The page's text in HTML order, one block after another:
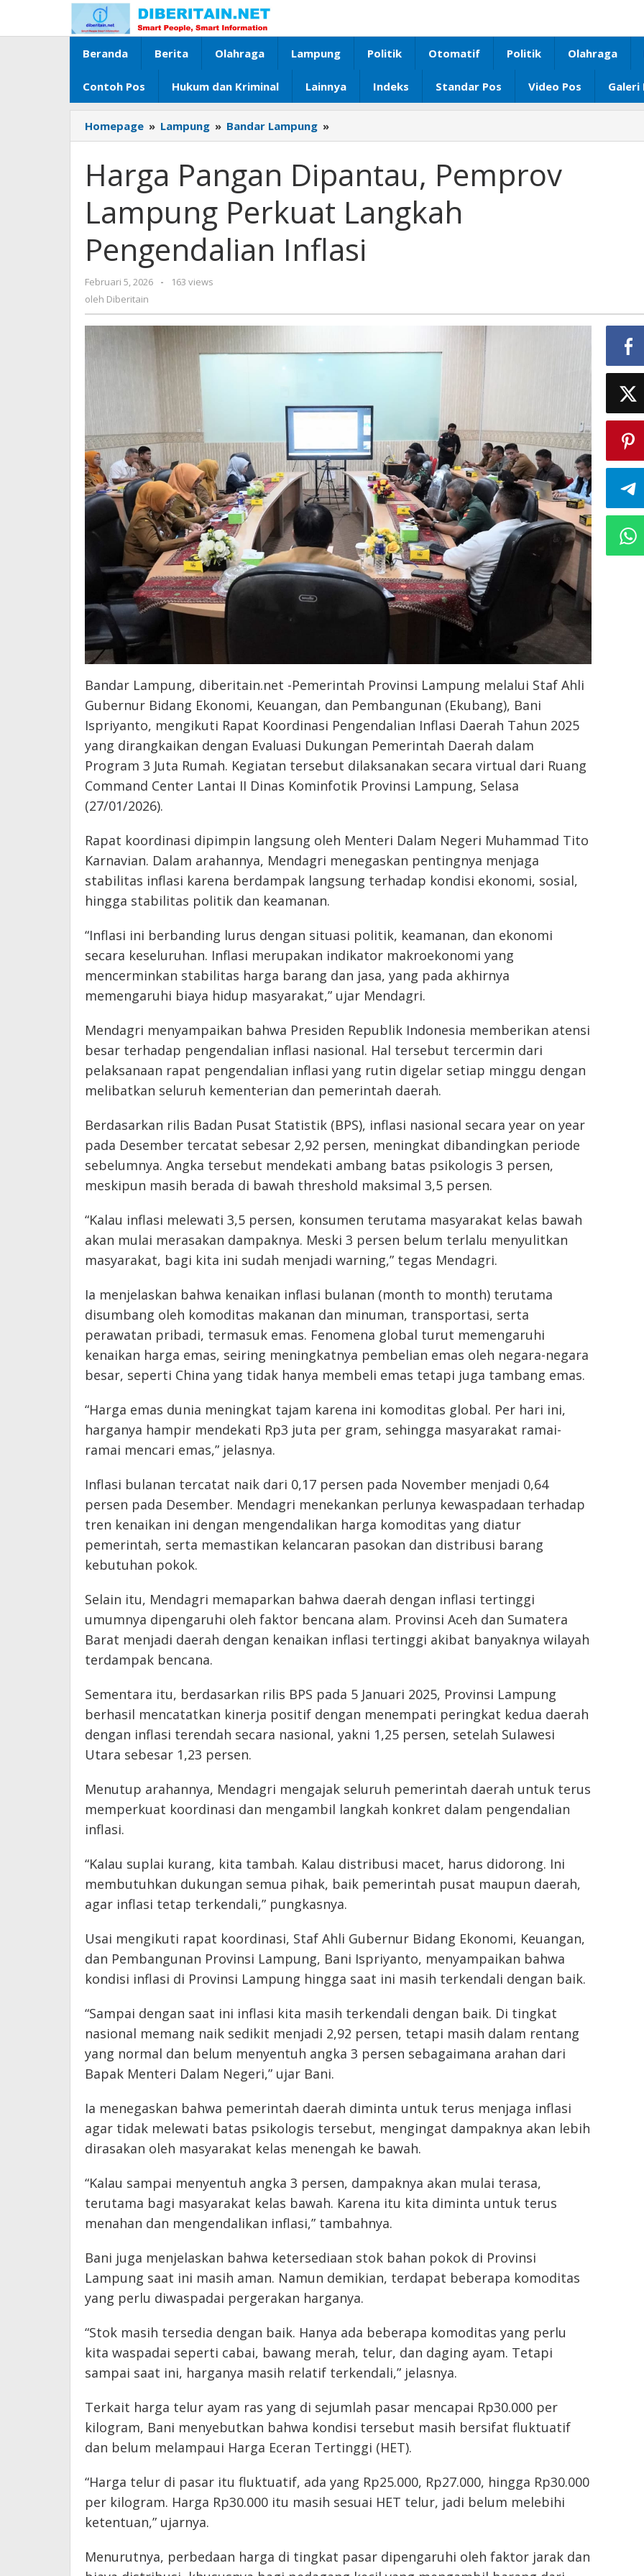
konten
Beranda Berita Olahraga Lampung Politik Otomatif Politik Olahraga
Contoh Pos Hukum dan Kriminal Lainnya Indeks Standar Pos Video Pos Galeri
Homepage » Lampung » Bandar Lampung »
Pangan
Pemprov
Lampung
Perkuat
Langkah
Pengendalian
Inflasi
Harga Pangan Dipantau, Pemprov
Lampung Perkuat Langkah
Pengendalian Inflasi
Februari 5, 2026
oleh
-
163 views
oleh Diberitain
Bandar Lampung, diberitain.net -Pemerintah Provinsi Lampung melalui Staf Ahli
Gubernur Bidang Ekonomi, Keuangan, dan Pembangunan (Ekubang), Bani
Ispriyanto, mengikuti Rapat Koordinasi Pengendalian Inflasi Daerah Tahun 2025
yang dirangkaikan dengan Evaluasi Dukungan Pemerintah Daerah dalam
Program 3 Juta Rumah. Kegiatan tersebut dilaksanakan secara virtual dari Ruang
Command Center Lantai II Dinas Kominfotik Provinsi Lampung, Selasa
(27/01/2026).
Rapat koordinasi dipimpin langsung oleh Menteri Dalam Negeri Muhammad Tito
Karnavian. Dalam arahannya, Mendagri menegaskan pentingnya menjaga
stabilitas inflasi karena berdampak langsung terhadap kondisi ekonomi, sosial,
hingga stabilitas politik dan keamanan.
“Inflasi ini berbanding lurus dengan situasi politik, keamanan, dan ekonomi
secara keseluruhan. Inflasi merupakan indikator makroekonomi yang
mencerminkan stabilitas harga barang dan jasa, yang pada akhirnya
memengaruhi biaya hidup masyarakat,” ujar Mendagri.
Mendagri menyampaikan bahwa Presiden Republik Indonesia memberikan atensi
besar terhadap pengendalian inflasi nasional. Hal tersebut tercermin dari
pelaksanaan rapat pengendalian inflasi yang rutin digelar setiap minggu dengan
melibatkan seluruh kementerian dan pemerintah daerah.
Berdasarkan rilis Badan Pusat Statistik (BPS), inflasi nasional secara year on year
pada Desember tercatat sebesar 2,92 persen, meningkat dibandingkan periode
sebelumnya. Angka tersebut mendekati ambang batas psikologis 3 persen,
meskipun masih berada di bawah threshold maksimal 3,5 persen.
“Kalau inflasi melewati 3,5 persen, konsumen terutama masyarakat kelas bawah
akan mulai merasakan dampaknya. Meski 3 persen belum terlalu menyulitkan
masyarakat, bagi kita ini sudah menjadi warning,” tegas Mendagri.
Ia menjelaskan bahwa kenaikan inflasi bulanan (month to month) terutama
disumbang oleh komoditas makanan dan minuman, transportasi, serta
perawatan pribadi, termasuk emas. Fenomena global turut memengaruhi
kenaikan harga emas, seiring meningkatnya pembelian emas oleh negara-negara
besar, seperti China yang tidak hanya membeli emas tetapi juga tambang emas.
“Harga emas dunia meningkat tajam karena ini komoditas global. Per hari ini,
harganya hampir mendekati Rp3 juta per gram, sehingga masyarakat ramai-
ramai mencari emas,” jelasnya.
Inflasi bulanan tercatat naik dari 0,17 persen pada November menjadi 0,64
persen pada Desember. Mendagri menekankan perlunya kewaspadaan terhadap
tren kenaikan ini dengan mengendalikan harga komoditas yang diatur
pemerintah, serta memastikan kelancaran pasokan dan distribusi barang
kebutuhan pokok.
Selain itu, Mendagri memaparkan bahwa daerah dengan inflasi tertinggi
umumnya dipengaruhi oleh faktor bencana alam. Provinsi Aceh dan Sumatera
Barat menjadi daerah dengan kenaikan inflasi tertinggi akibat banyaknya wilayah
terdampak bencana.
Sementara itu, berdasarkan rilis BPS pada 5 Januari 2025, Provinsi Lampung
berhasil mencatatkan kinerja positif dengan menempati peringkat kedua daerah
dengan inflasi terendah secara nasional, yakni 1,25 persen, setelah Sulawesi
Utara sebesar 1,23 persen.
Menutup arahannya, Mendagri mengajak seluruh pemerintah daerah untuk terus
memperkuat koordinasi dan mengambil langkah konkret dalam pengendalian
inflasi.
“Kalau suplai kurang, kita tambah. Kalau distribusi macet, harus didorong. Ini
membutuhkan dukungan semua pihak, baik pemerintah pusat maupun daerah,
agar inflasi tetap terkendali,” pungkasnya.
Usai mengikuti rapat koordinasi, Staf Ahli Gubernur Bidang Ekonomi, Keuangan,
dan Pembangunan Provinsi Lampung, Bani Ispriyanto, menyampaikan bahwa
kondisi inflasi di Provinsi Lampung hingga saat ini masih terkendali dengan baik.
“Sampai dengan saat ini inflasi kita masih terkendali dengan baik. Di tingkat
nasional memang naik sedikit menjadi 2,92 persen, tetapi masih dalam rentang
yang normal dan belum menyentuh angka 3 persen sebagaimana arahan dari
Bapak Menteri Dalam Negeri,” ujar Bani.
Ia menegaskan bahwa pemerintah daerah diminta untuk terus menjaga inflasi
agar tidak melewati batas psikologis tersebut, mengingat dampaknya akan lebih
dirasakan oleh masyarakat kelas menengah ke bawah.
“Kalau sampai menyentuh angka 3 persen, dampaknya akan mulai terasa,
terutama bagi masyarakat kelas bawah. Karena itu kita diminta untuk terus
menahan dan mengendalikan inflasi,” tambahnya.
Bani juga menjelaskan bahwa ketersediaan stok bahan pokok di Provinsi
Lampung saat ini masih aman. Namun demikian, terdapat beberapa komoditas
yang perlu diwaspadai pergerakan harganya.
“Stok masih tersedia dengan baik. Hanya ada beberapa komoditas yang perlu
kita waspadai seperti cabai, bawang merah, telur, dan daging ayam. Tetapi
sampai saat ini, harganya masih relatif terkendali,” jelasnya.
Terkait harga telur ayam ras yang di sejumlah pasar mencapai Rp30.000 per
kilogram, Bani menyebutkan bahwa kondisi tersebut masih bersifat fluktuatif
dan belum melampaui Harga Eceran Tertinggi (HET).
“Harga telur di pasar itu fluktuatif, ada yang Rp25.000, Rp27.000, hingga Rp30.000
per kilogram. Harga Rp30.000 itu masih sesuai HET telur, jadi belum melebihi
ketentuan,” ujarnya.
Menurutnya, perbedaan harga di tingkat pasar dipengaruhi oleh faktor jarak dan